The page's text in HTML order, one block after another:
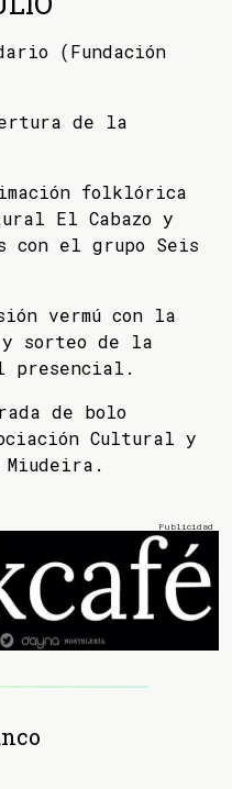
(Fundación
de la
folklórica
El Cabazo y
con el grupo Seis
vermú con la
y sorteo de la
presencial.
de bolo
Cultural y